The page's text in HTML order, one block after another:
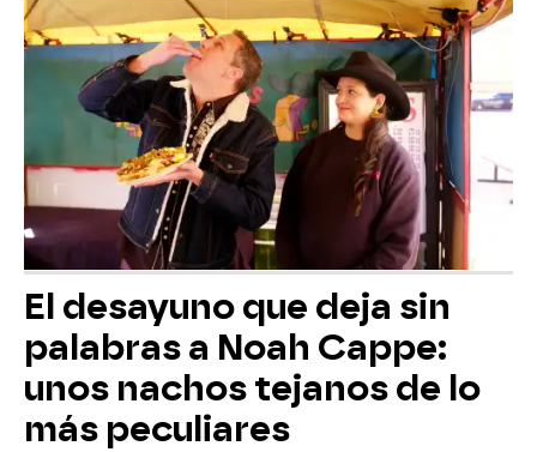
El desayuno que deja sin
palabras a Noah Cappe:
unos nachos tejanos de lo
más peculiares